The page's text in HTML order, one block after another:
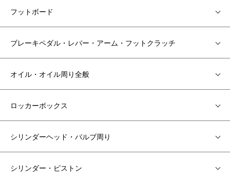
フットボード
ブレーキペダル・レバー・アーム・フットクラッチ
オイル・オイル周り全般
ロッカーボックス
シリンダーヘッド・バルブ周り
シリンダー・ピストン